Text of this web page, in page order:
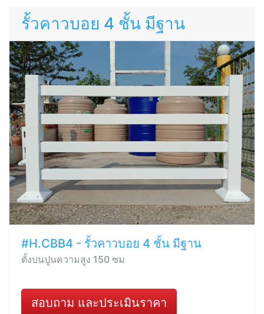
รั้วคาวบอย 4 ชั้น มีฐาน
#H.CBB4 - รั้วคาวบอย 4 ชั้น มีฐาน
ตั้งบนปูนความสูง 150 ซม
สอบถาม และประเมินราคา